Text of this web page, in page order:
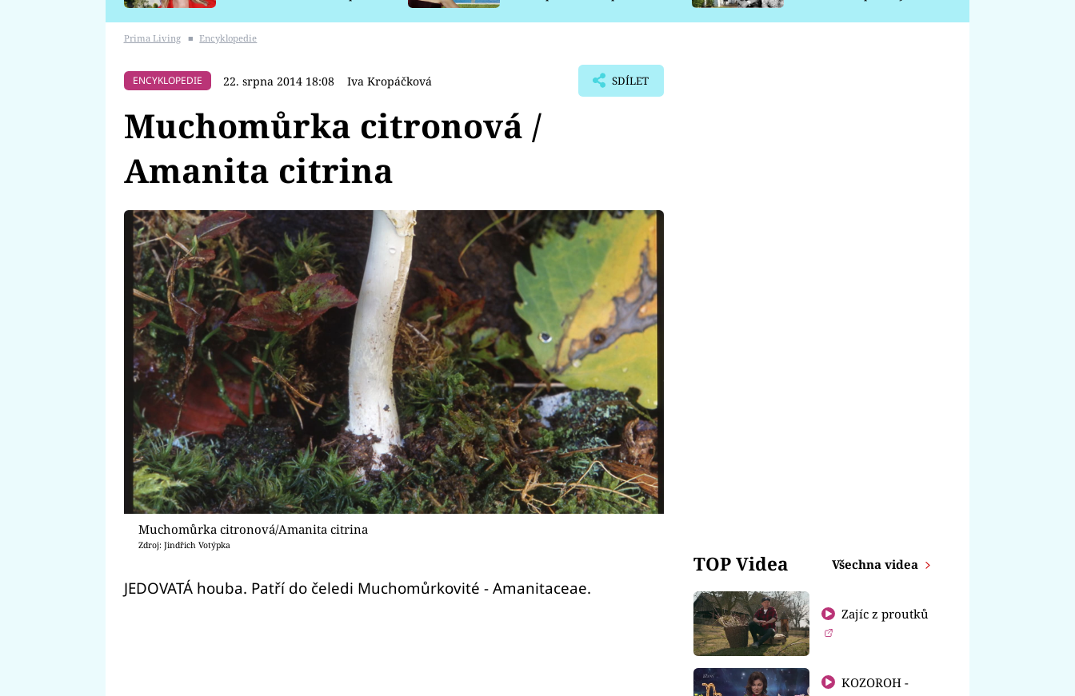
Prima Living ■ Encyklopedie
ENCYKLOPEDIE 22. srpna 2014 18:08 Iva Kropáčková SDÍLET
Muchomůrka citronová /
Amanita citrina
Muchomůrka citronová/Amanita citrina
Zdroj: Jindřich Votýpka
JEDOVATÁ houba. Patří do čeledi Muchomůrkovité - Amanitaceae.
TOP Videa Všechna videa
Zajíc z proutků
KOZOROH -